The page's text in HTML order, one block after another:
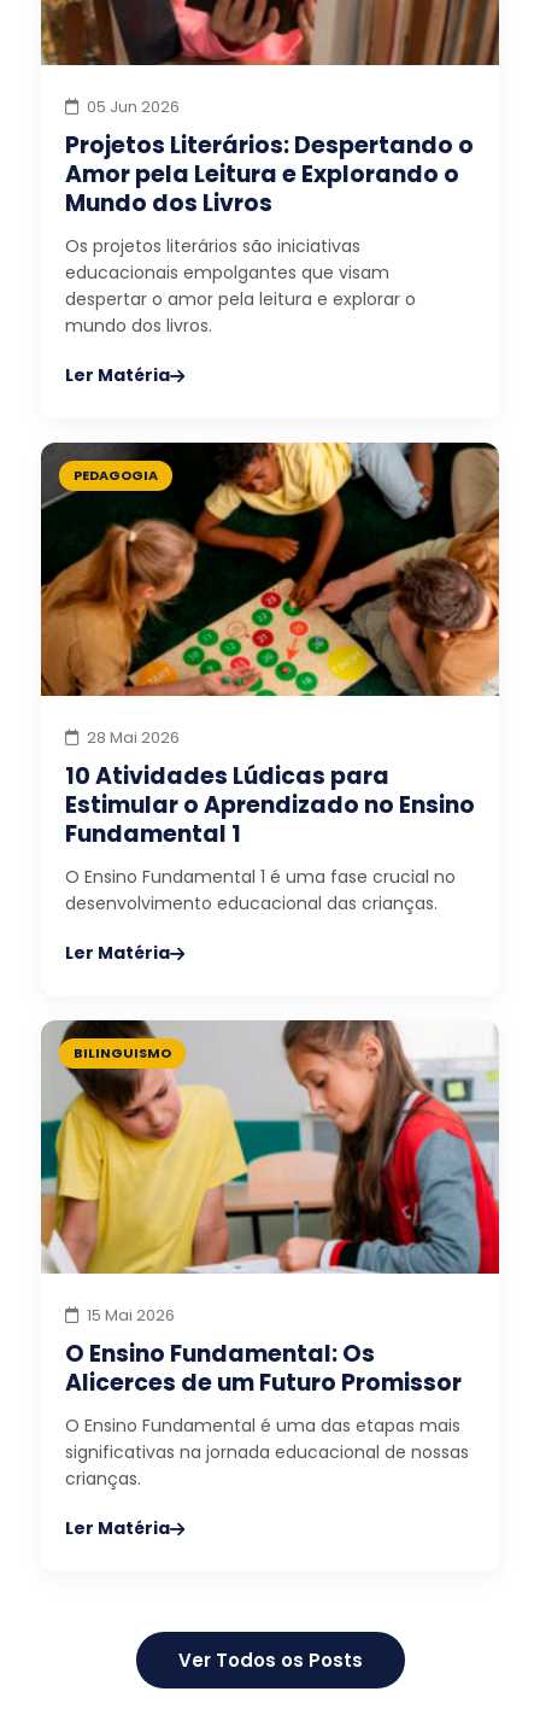
05 Jun 2026
Projetos Literários: Despertando o
Amor pela Leitura e Explorando o
Mundo dos Livros
Os projetos literários são iniciativas
educacionais empolgantes que visam
despertar o amor pela leitura e explorar o
mundo dos livros.
Ler Matéria
PEDAGOGIA
28 Mai 2026
10 Atividades Lúdicas para
Estimular o Aprendizado no Ensino
Fundamental 1
O Ensino Fundamental 1 é uma fase crucial no
desenvolvimento educacional das crianças.
Ler Matéria
BILINGUISMO
15 Mai 2026
O Ensino Fundamental: Os
Alicerces de um Futuro Promissor
O Ensino Fundamental é uma das etapas mais
significativas na jornada educacional de nossas
crianças.
Ler Matéria
Ver Todos os Posts